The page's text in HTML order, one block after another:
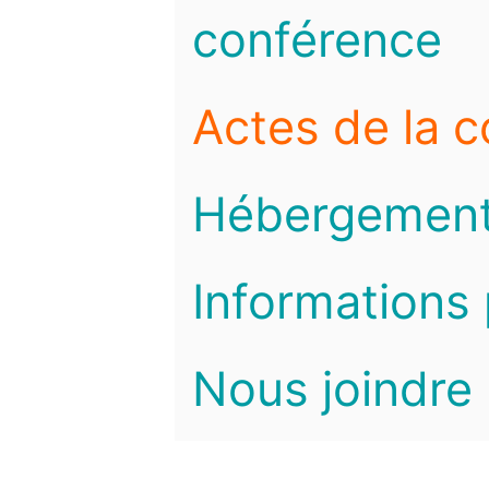
conférence
Actes de la
Informations
Nous joindre